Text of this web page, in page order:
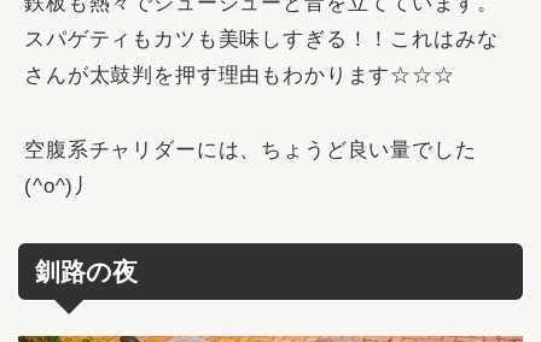
スパゲティもカツも美味しすぎる！！これはみな
さんが太鼓判を押す理由もわかります☆☆☆
空腹系チャリダーには、ちょうど良い量でした
(^o^)丿
釧路の夜